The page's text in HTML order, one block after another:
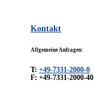
Kontakt
Allgemeine Anfragen:
T:+49-7331-2000-0
F: +49-7331-2000-40